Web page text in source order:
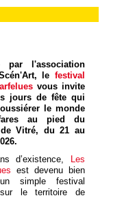
par l'association
le festival
vous invite
jours de fête qui
le monde
au pied du
de Vitré, du 21 au
d’existence,
Les
est devenu bien
simple festival
le territoire de